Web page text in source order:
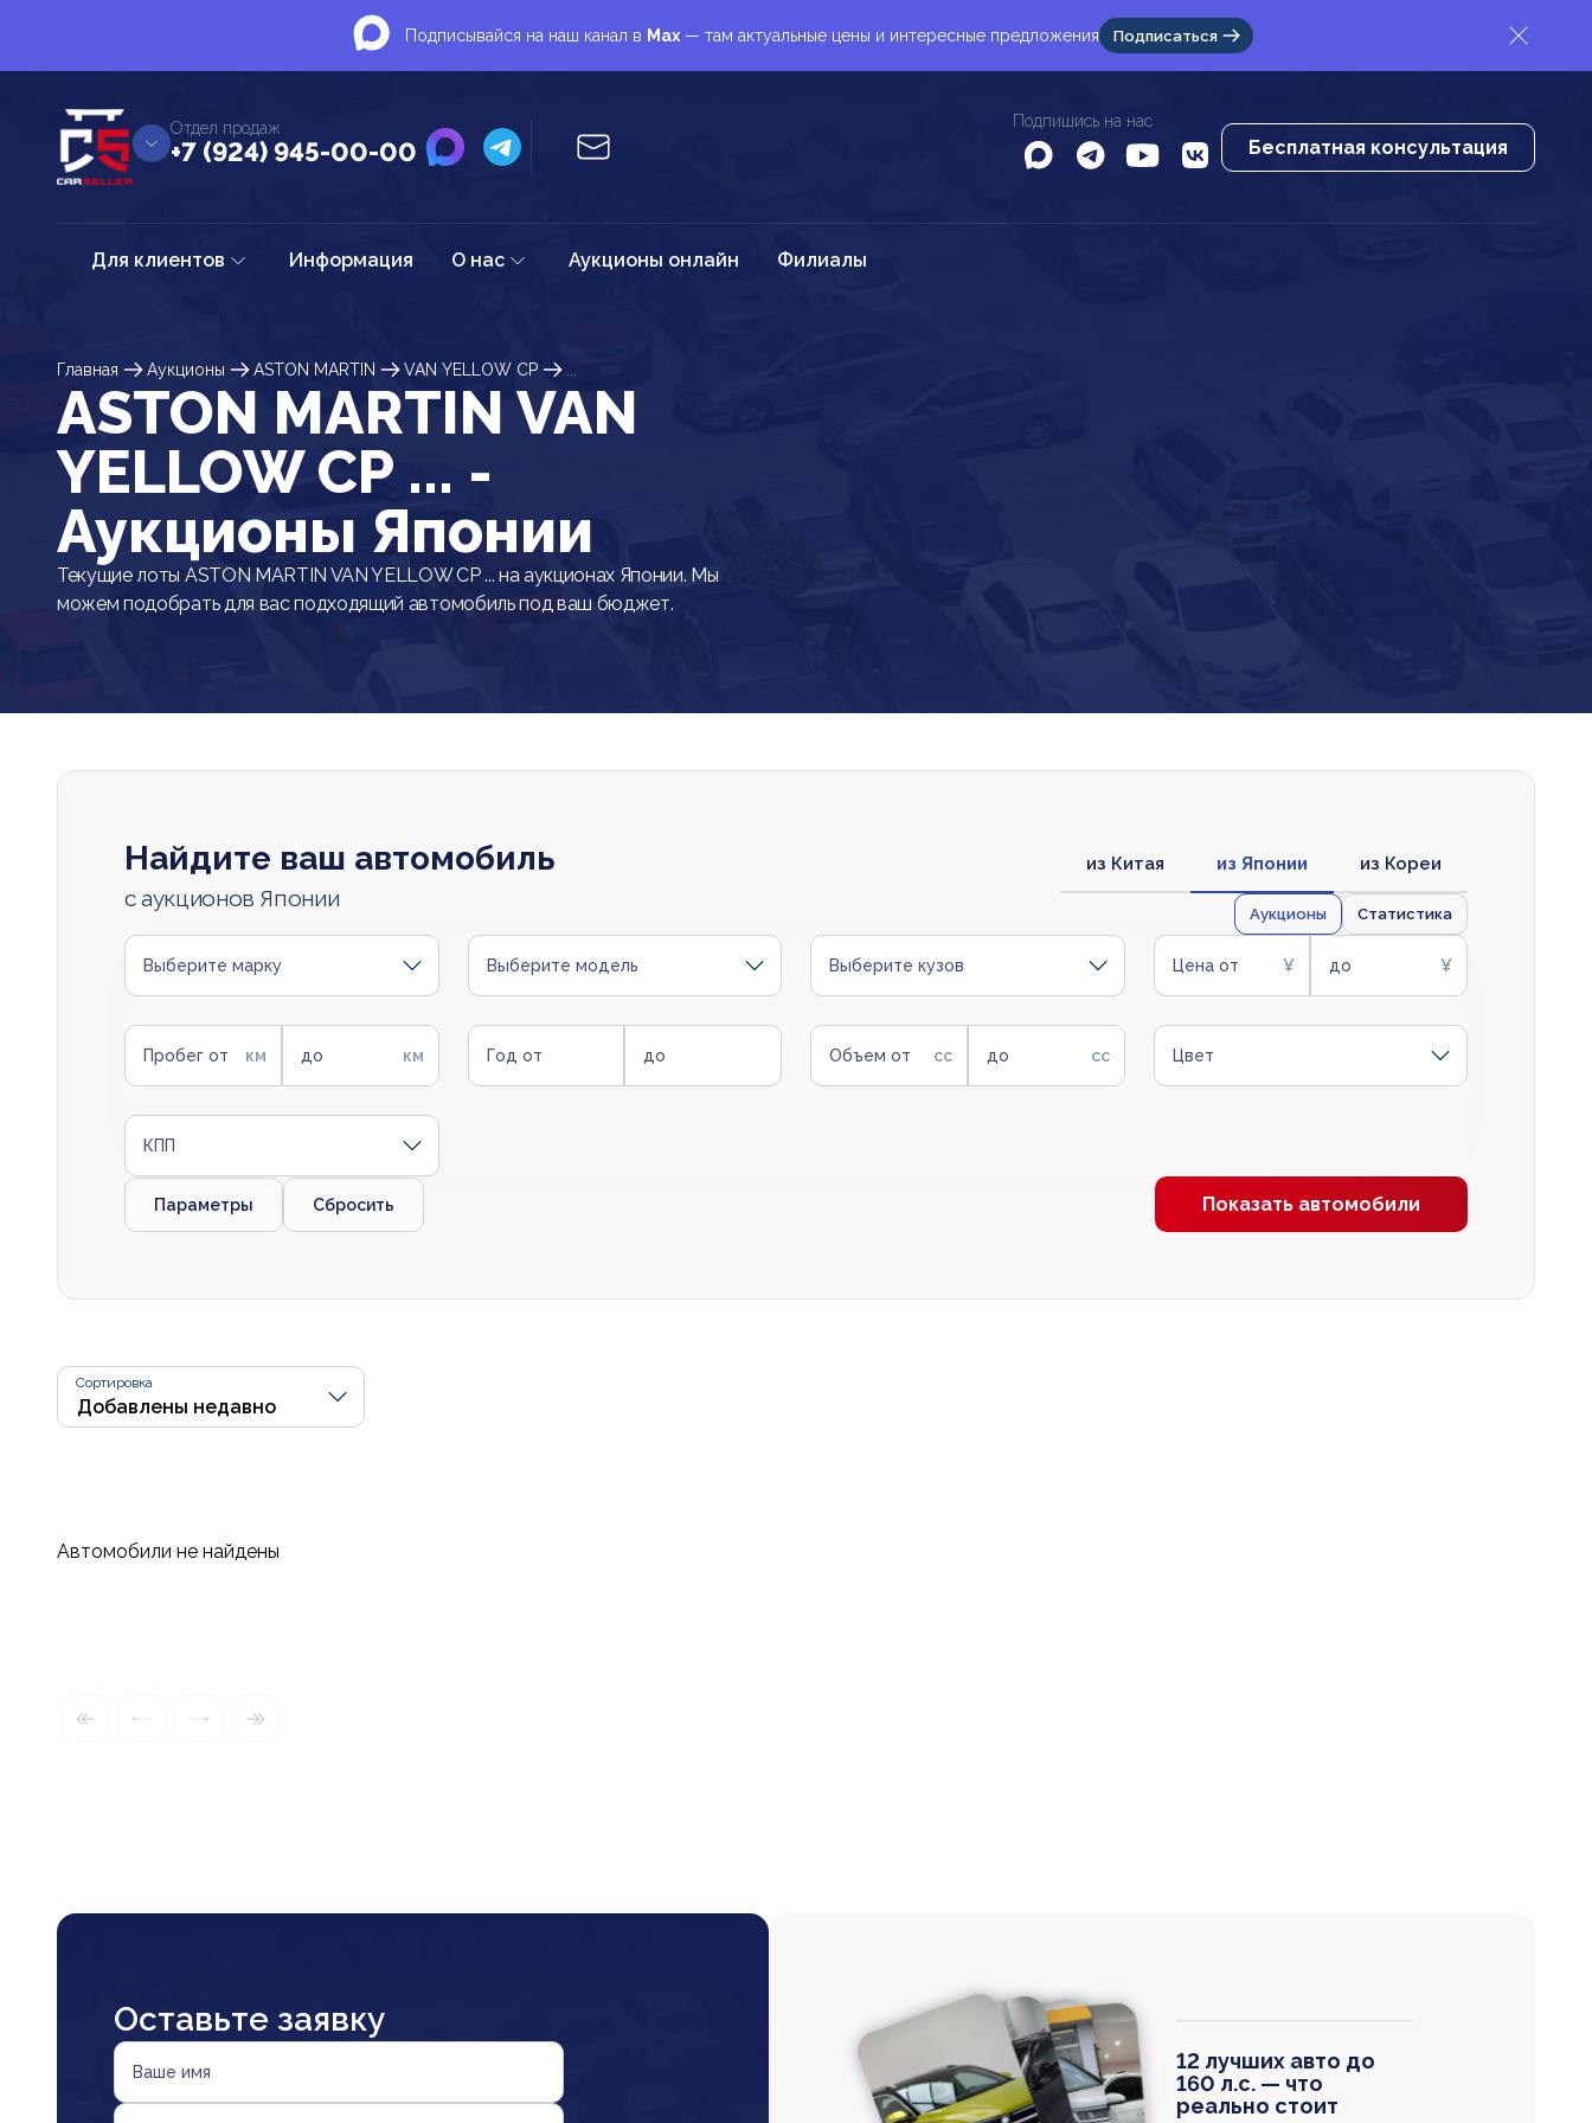
Подписывайся на наш канал в Max — там актуальные цены и интересные предложения Подписаться
Отдел продаж
+7 (924) 945-00-00
Подпишись на нас
Бесплатная консультация
Для клиентов Информация О нас Аукционы онлайн Филиалы
Главная Аукционы ASTON MARTIN VAN YELLOW CP
ASTON MARTIN VAN
YELLOW CP ... -
Аукционы Японии
Текущие лоты ASTON MARTIN VAN YELLOW CP ... на аукционах Японии. Мы
можем подобрать для вас подходящий автомобиль под ваш бюджет.
Найдите ваш автомобиль
с аукционов Японии
из Китая из Японии из Кореи
Аукционы Статистика
Выберите марку Выберите модель Выберите кузов Цена от до
Пробег от до Год от до Объем от до Цвет
КПП
Параметры Сбросить Показать автомобили
Сортировка
Автомобили не найдены
Оставьте заявку
Ваше имя
12 лучших авто до
160 л.с. — что
реально стоит